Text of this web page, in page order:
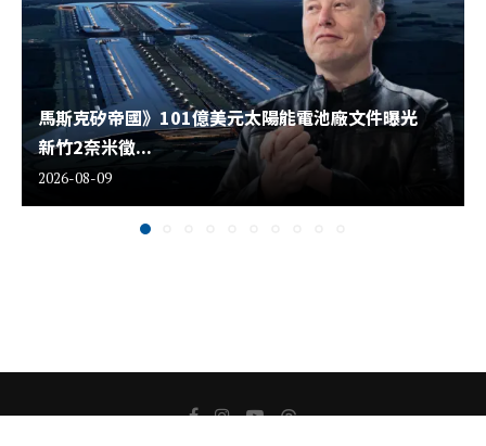
馬斯克矽帝國》101億美元太陽能電池廠文件曝光
新竹2奈米徵...
2026-08-09